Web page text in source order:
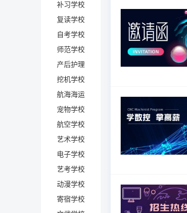
补习学校
复读学校
自考学校
师范学校
产后护理
挖机学校
航海海运
宠物学校
航空学校
艺术学校
电子学校
艺考学校
动漫学校
寄宿学校